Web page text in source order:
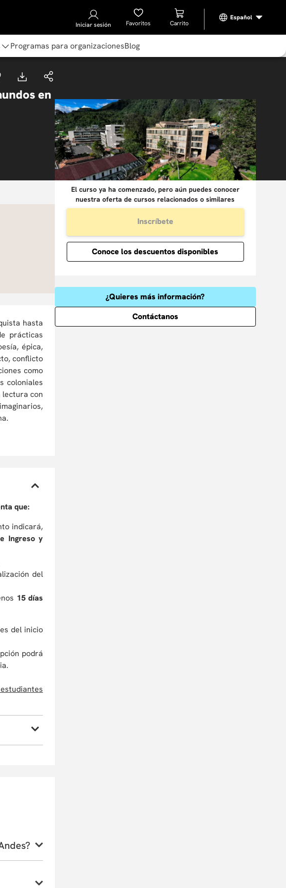
Iniciar sesión Favoritos
Programas para organizacionesBlog
en
hasta
prácticas
épica,
conflicto
como
coloniales
lectura con
que:
indicará,
Ingreso y
del
15 días
del inicio
podrá
el perfil
entre
El curso ya ha comenzado, pero aún puedes conocer
nuestra oferta de cursos relacionados o similares
Inscríbete
Conoce los descuentos disponibles
¿Quieres más información?
Contáctanos